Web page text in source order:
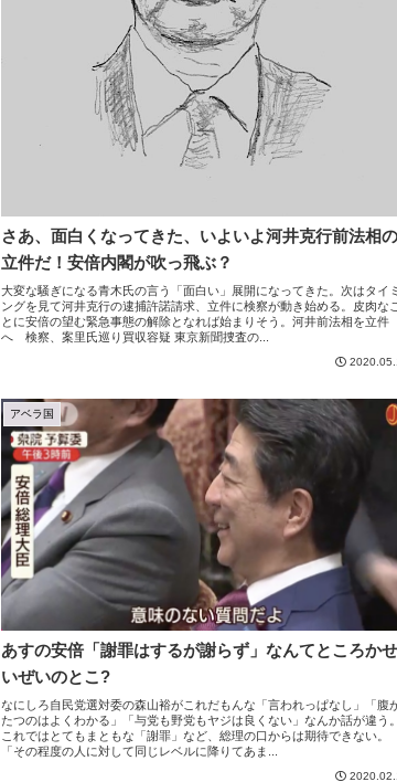
さあ、面白くなってきた、いよいよ河井克行前法相の
立件だ！安倍内閣が吹っ飛ぶ？
大変な騒ぎになる青木氏の言う「面白い」展開になってきた。次はタイミ
ングを見て河井克行の逮捕許諾請求、立件に検察が動き始める。皮肉なこ
とに安倍の望む緊急事態の解除となれば始まりそう。河井前法相を立件
へ 検察、案里氏巡り買収容疑 東京新聞捜査の...
アベラ国
あすの安倍「謝罪はするが謝らず」なんてところかせ
いぜいのとこ?
なにしろ自民党選対委の森山裕がこれだもんな「言われっぱなし」「腹
たつのはよくわかる」「与党も野党もヤジは良くない」なんか話が違う。
これではとてもまともな「謝罪」など、総理の口からは期待できない。
「その程度の人に対して同じレベルに降りてあま...